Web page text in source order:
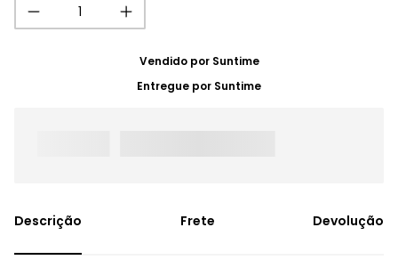
Vendido por Suntime
Entregue por Suntime
Frete Devolução